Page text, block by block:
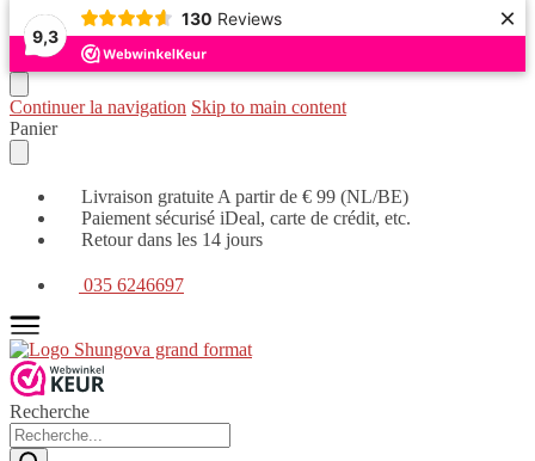
9,3
130 Reviews ×
Continuer la navigation Skip to main content
Panier
Livraison gratuite A partir de € 99 (NL/BE)
Paiement sécurisé iDeal, carte de crédit, etc.
Retour dans les 14 jours
035 6246697
Recherche